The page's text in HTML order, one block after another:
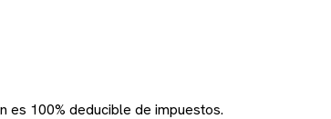
es 100% deducible de impuestos.